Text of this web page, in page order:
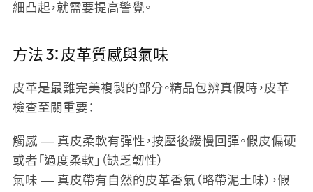
細凸起，就需要提高警覺。
方法 3：皮革質感與氣味
皮革是最難完美複製的部分。精品包辨真假時，皮革
檢查至關重要：
觸感 — 真皮柔軟有彈性，按壓後緩慢回彈。假皮偏硬
或者「過度柔軟」（缺乏韌性）
氣味 — 真皮帶有自然的皮革香氣（略帶泥土味），假